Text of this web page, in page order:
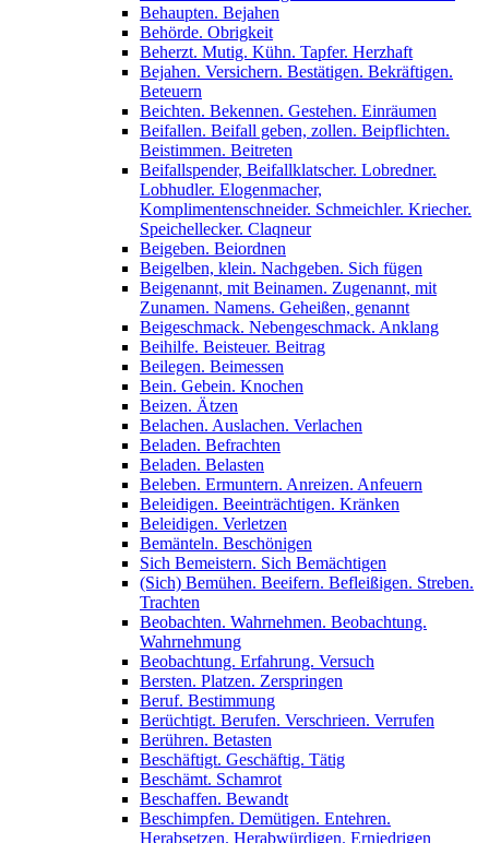
Behaupten. Bejahen
Behörde. Obrigkeit
Beherzt. Mutig. Kühn. Tapfer. Herzhaft
Bejahen. Versichern. Bestätigen. Bekräftigen.
Beteuern
Beichten. Bekennen. Gestehen. Einräumen
Beifallen. Beifall geben, zollen. Beipflichten.
Beistimmen. Beitreten
Beifallspender, Beifallklatscher. Lobredner.
Lobhudler. Elogenmacher,
Komplimentenschneider. Schmeichler. Kriecher.
Speichellecker. Claqneur
Beigeben. Beiordnen
Beigelben, klein. Nachgeben. Sich fügen
Beigenannt, mit Beinamen. Zugenannt, mit
Zunamen. Namens. Geheißen, genannt
Beigeschmack. Nebengeschmack. Anklang
Beihilfe. Beisteuer. Beitrag
Beilegen. Beimessen
Bein. Gebein. Knochen
Beizen. Ätzen
Belachen. Auslachen. Verlachen
Beladen. Befrachten
Beladen. Belasten
Beleben. Ermuntern. Anreizen. Anfeuern
Beleidigen. Beeinträchtigen. Kränken
Beleidigen. Verletzen
Bemänteln. Beschönigen
Sich Bemeistern. Sich Bemächtigen
(Sich) Bemühen. Beeifern. Befleißigen. Streben.
Trachten
Beobachten. Wahrnehmen. Beobachtung.
Wahrnehmung
Beobachtung. Erfahrung. Versuch
Bersten. Platzen. Zerspringen
Beruf. Bestimmung
Berüchtigt. Berufen. Verschrieen. Verrufen
Berühren. Betasten
Beschäftigt. Geschäftig. Tätig
Beschämt. Schamrot
Beschaffen. Bewandt
Beschimpfen. Demütigen. Entehren.
Herabsetzen. Herabwürdigen. Erniedrigen